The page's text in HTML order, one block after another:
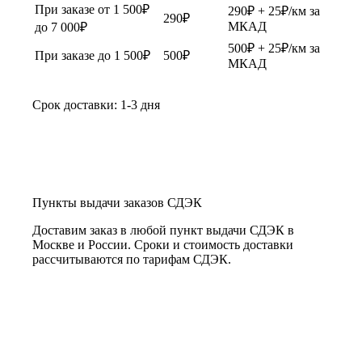
При заказе от 1 500₽
до 7 000₽
290₽
290₽ + 25₽/км за
МКАД
При заказе до 1 500₽ 500₽
500₽ + 25₽/км за
МКАД
Срок доставки: 1-3 дня
Пункты выдачи заказов СДЭК
Доставим заказ в любой пункт выдачи СДЭК в
Москве и России. Сроки и стоимость доставки
рассчитываются по тарифам СДЭК.